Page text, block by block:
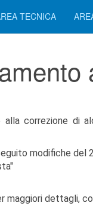
TECNICA
correzione di
modifiche del
dettagli,